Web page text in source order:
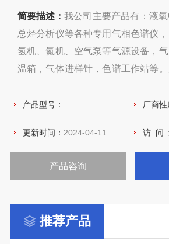
简要描述： 我公司主要产品有：液氧
总烃分析仪等各种专用气相色谱仪，
氢机、氮机、空气泵等气源设备，
温箱，气体进样针，色谱工作站等
产品型号： 厂商性
更新时间： 2024-04-11 访 问
产品咨询
推荐产品